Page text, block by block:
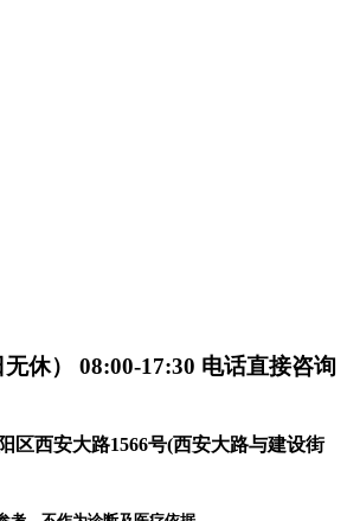
休） 08:00-17:30 电话直接咨询
区西安大路1566号(西安大路与建设街